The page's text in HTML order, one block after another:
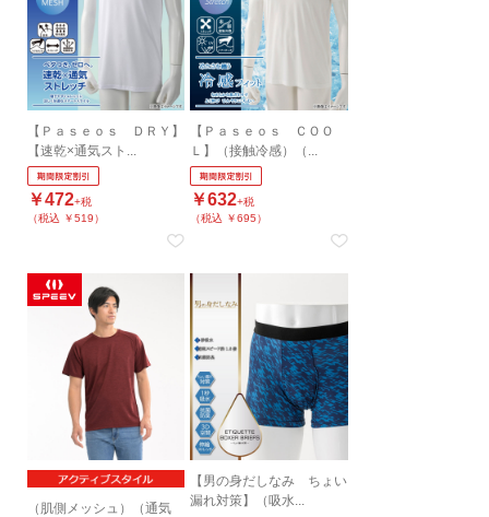
【Ｐａｓｅｏｓ ＤＲＹ】
【速乾×通気スト...
￥472+税
（税込 ￥519）
【Ｐａｓｅｏｓ ＣＯＯ
Ｌ】（接触冷感）（...
￥632+税
（税込 ￥695）
（肌側メッシュ）（通気
【男の身だしなみ ちょい
漏れ対策】（吸水...